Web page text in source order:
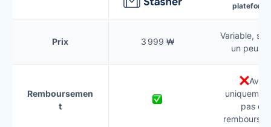
Prix 3 999 ₩
Variable,
un peu
Remboursemen
t
Avoir
pas de